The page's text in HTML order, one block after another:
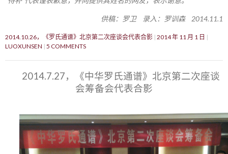
供稿：罗卫 录入：罗训森 2014.11.1
2014.10.26，《罗氏通谱》北京第二次座谈会代表合影 2014 年 11 月 1 日
LUOXUNSEN 5 COMMENTS
2014.7.27，《中华罗氏通谱》北京第二次座谈
会筹备会代表合影